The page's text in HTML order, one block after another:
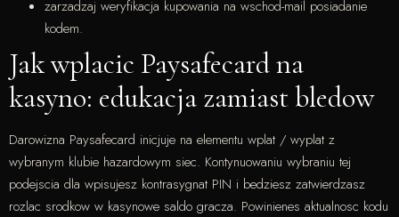
zarzadzaj weryfikacja kupowania na wschod-mail posiadanie
kodem.
Jak wplacic Paysafecard na
kasyno: edukacja zamiast bledow
Darowizna Paysafecard inicjuje na elementu wplat / wyplat z
wybranym klubie hazardowym siec. Kontynuowaniu wybraniu tej
podejscia dla wpisujesz kontrasygnat PIN i bedziesz zatwierdzasz
rozlac srodkow w kasynowe saldo gracza. Powinienes aktualnosc kodu